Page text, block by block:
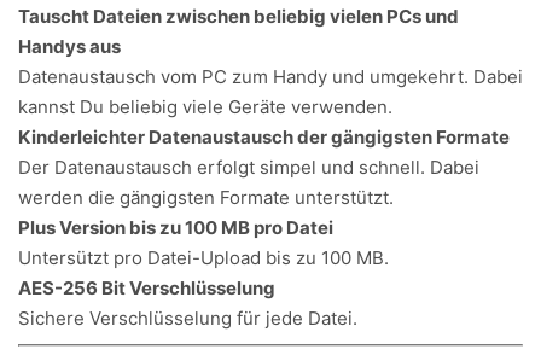
Tauscht Dateien zwischen beliebig vielen PCs und
Handys aus
Datenaustausch vom PC zum Handy und umgekehrt. Dabei
kannst Du beliebig viele Geräte verwenden.
Kinderleichter Datenaustausch der gängigsten Formate
Der Datenaustausch erfolgt simpel und schnell. Dabei
werden die gängigsten Formate unterstützt.
Plus Version bis zu 100 MB pro Datei
Untersützt pro Datei-Upload bis zu 100 MB.
AES-256 Bit Verschlüsselung
Sichere Verschlüsselung für jede Datei.